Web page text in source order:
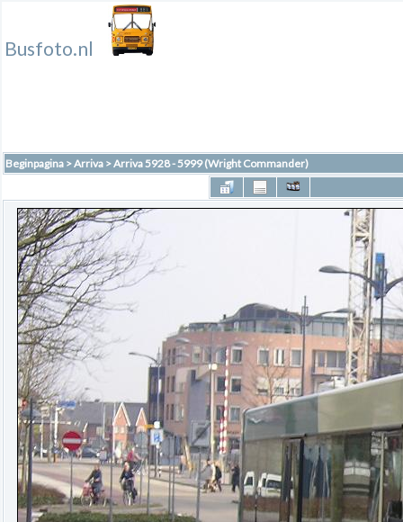
Busfoto.nl
Beginpagina >Arriva >Arriva 5928 - 5999 (Wright Commander)